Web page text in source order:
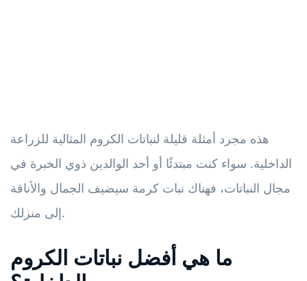
هذه مجرد أمثلة قليلة لنباتات الكروم المثالية للزراعة
الداخلية. سواء كنت مبتدئًا أو أحد الوالدين ذوي الخبرة في
مجال النباتات، فهناك نبات كرمة سيضيف الجمال والأناقة
إلى منزلك.
ما هي أفضل نباتات الكروم